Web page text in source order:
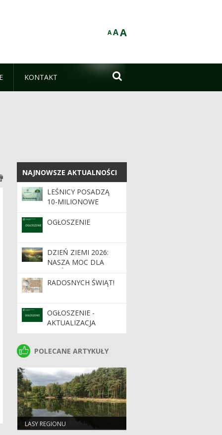
AAA
KONTAKT 
NAJNOWSZE AKTUALNOŚCI
NAJNOWSZE AKTUALNOŚCI
LEŚNICY POSADZĄ
10-MILIONOWE
DRZEWO Z ŻYWIEC
ZDRÓJ
OGŁOSZENIE
DZIEŃ ZIEMI 2026:
NASZA MOC DLA
LASÓW I PLANETY
RADOSNYCH ŚWIĄT!
OGŁOSZENIE -
AKTUALIZACJA
POLECANE ARTYKUŁY
POLECANE ARTYKUŁY
LASY REGIONU